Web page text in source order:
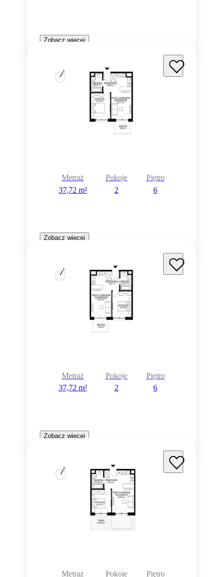
Zobacz więcej
Metraż
37,72 m²
Pokoje
2
Piętro
6
Zobacz więcej
Metraż
37,72 m²
Pokoje
2
Piętro
6
Zobacz więcej
Metraż Pokoje Piętro